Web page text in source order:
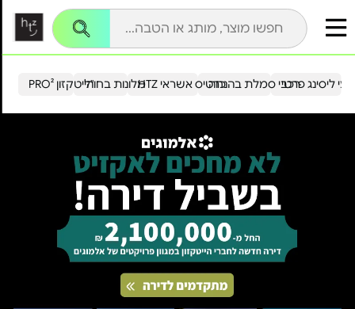
הייטקזון PRO²מלונות בחו"ל כרטיס אשראי HTZ ליסינג פרטירכבי סמלת בהנחה